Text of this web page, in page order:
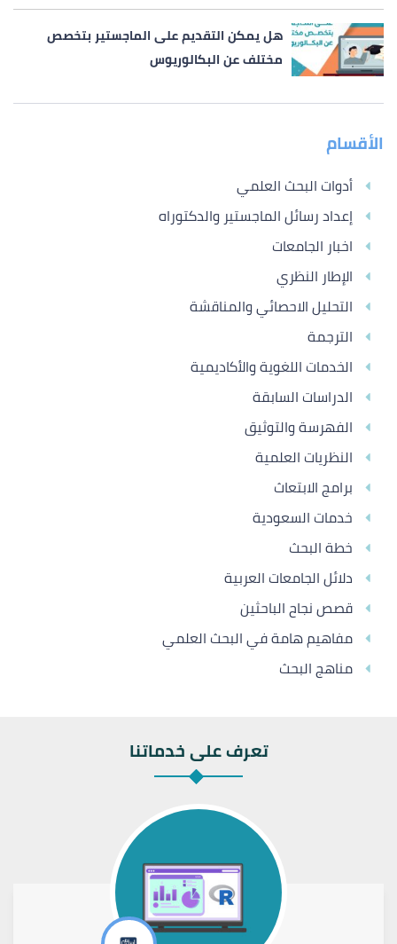
هل يمكن التقديم على الماجستير بتخصص
مختلف عن البكالوريوس
الأقسام
أدوات البحث العلمي
إعداد رسائل الماجستير والدكتوراه
اخبار الجامعات
الإطار النظري
التحليل الاحصائي والمناقشة
الترجمة
الخدمات اللغوية والأكاديمية
الدراسات السابقة
الفهرسة والتوثيق
النظريات العلمية
برامج الابتعاث
خدمات السعودية
خطة البحث
دلائل الجامعات العربية
قصص نجاح الباحثين
مفاهيم هامة في البحث العلمي
مناهج البحث
تعرف على خدماتنا